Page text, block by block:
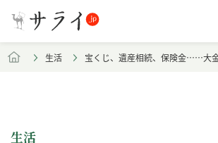
生活 宝くじ、遺産相続、保険金……大
生活